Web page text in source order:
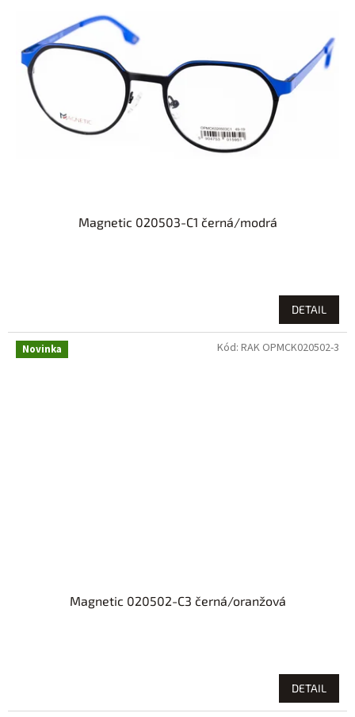
Magnetic 020503-C1 černá/modrá
DETAIL
Novinka
Magnetic 020502-C3 černá/oranžová
DETAIL
Kód: RAK OPMCK020502-3